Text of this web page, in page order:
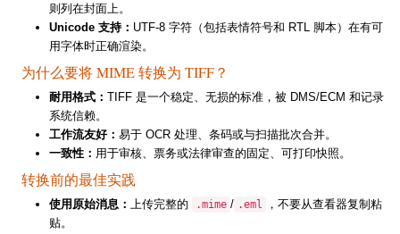
则列在封面上。
Unicode 支持： UTF-8 字符（包括表情符号和 RTL 脚本）在有可
用字体时正确渲染。
为什么要将 MIME 转换为 TIFF？
耐用格式： TIFF 是一个稳定、无损的标准，被 DMS/ECM 和记录
系统信赖。
工作流友好： 易于 OCR 处理、条码或与扫描批次合并。
一致性： 用于审核、票务或法律审查的固定、可打印快照。
转换前的最佳实践
使用原始消息： 上传完整的 .mime / .eml
，不要从查看器复制粘
贴。